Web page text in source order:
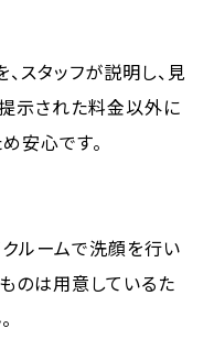
スタッフが説明し、見
示された料金以外に
安心です。
ルームで洗顔を行い
のは用意しているた